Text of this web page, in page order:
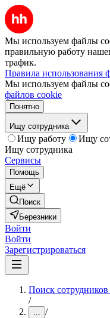
Мы используем файлы
правильную работу
трафик.
Правила использования
Мы используем файлы
файлов cookie
Понятно
Ищу сотрудника
Ищу работу
Ищу
Ищу сотрудника
Сервисы
Помощь
Ещё
Поиск
Березники
Войти
Войти
Зарегистрироваться
Поиск сотрудников
/
... /